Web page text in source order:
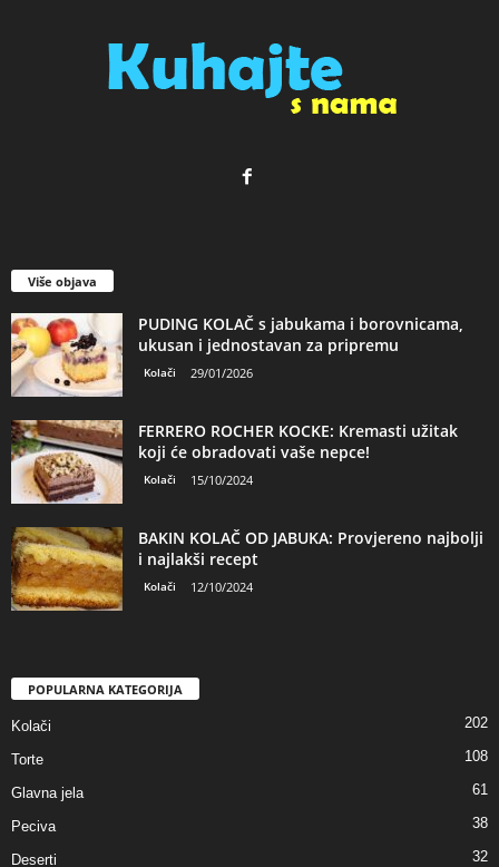
Više objava
PUDING KOLAČ s jabukama i borovnicama,
ukusan i jednostavan za pripremu
Kolači 29/01/2026
FERRERO ROCHER KOCKE: Kremasti užitak
koji će obradovati vaše nepce!
Kolači 15/10/2024
BAKIN KOLAČ OD JABUKA: Provjereno najbolji
i najlakši recept
Kolači 12/10/2024
POPULARNA KATEGORIJA
Kolači 202
Torte 108
Glavna jela 61
Peciva 38
Deserti 32